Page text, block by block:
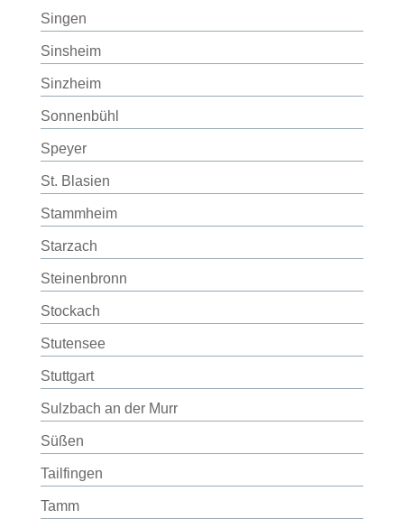
Singen
Sinsheim
Sinzheim
Sonnenbühl
Speyer
St. Blasien
Stammheim
Starzach
Steinenbronn
Stockach
Stutensee
Stuttgart
Sulzbach an der Murr
Süßen
Tailfingen
Tamm